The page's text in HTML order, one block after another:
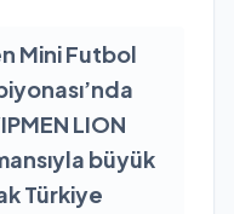
Mini Futbol
LION
büyük
Türkiye